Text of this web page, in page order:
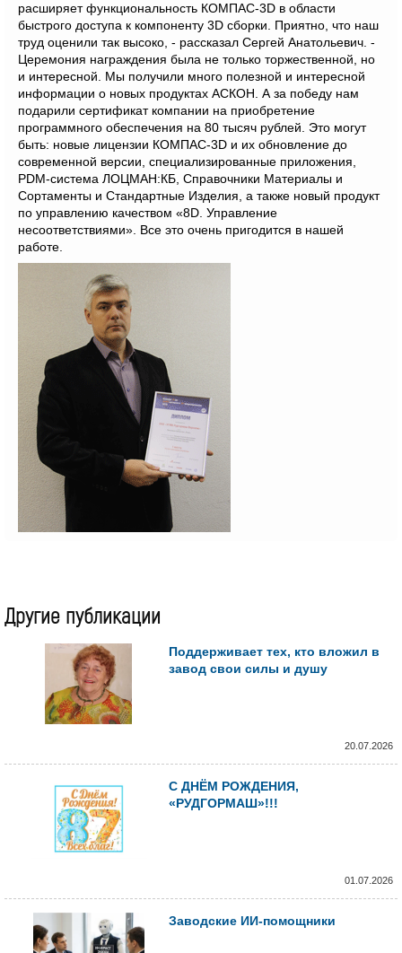
расширяет функциональность КОМПАС-3D в области
быстрого доступа к компоненту 3D сборки. Приятно, что наш
труд оценили так высоко, - рассказал Сергей Анатольевич. -
Церемония награждения была не только торжественной, но
и интересной. Мы получили много полезной и интересной
информации о новых продуктах АСКОН. А за победу нам
подарили сертификат компании на приобретение
программного обеспечения на 80 тысяч рублей. Это могут
быть: новые лицензии КОМПАС-3D и их обновление до
современной версии, специализированные приложения,
PDM-система ЛОЦМАН:КБ, Справочники Материалы и
Сортаменты и Стандартные Изделия, а также новый продукт
по управлению качеством «8D. Управление
несоответствиями». Все это очень пригодится в нашей
работе.
Другие публикации
Поддерживает тех, кто вложил в
завод свои силы и душу
20.07.2026
С ДНЁМ РОЖДЕНИЯ,
«РУДГОРМАШ»!!!
01.07.2026
Заводские ИИ-помощники